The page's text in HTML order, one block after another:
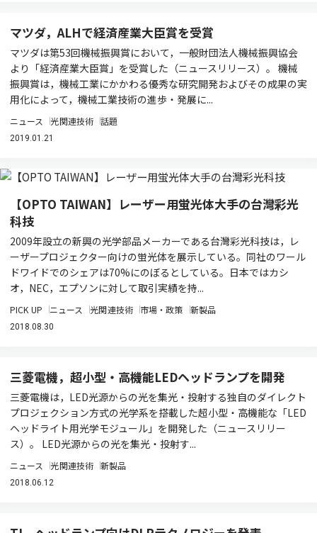
マツダ，ALHで経済産業大臣賞を受賞
マツダは第53回機械振興賞において，一般財団法人機械振興協会
より「経済産業大臣賞」を受賞した（ニュースリリース）。 機械
振興賞は，機械工業にかかわる優秀な研究開発およびその成果の実
用化によって，機械工業技術の進歩・発展に...
ニュース 光関連技術 話題
2019.01.21
【OPTO TAIWAN】レーザー用蛍光体大手の台灣彩光
科技
2009年設立の新興の光学部品メーカーである台灣彩光科技は，レ
ーザープロジェクター向けの蛍光体を展示している。同社のワール
ドワイドでのシェアは70%にのぼるとしている。日本ではカシ
オ，NEC，エプソンに対して取引実績を持...
PICK UP ニュース 光関連技術 市場・政策 新製品
2018.08.30
三菱電機，超小型・高機能LEDヘッドランプを開発
三菱電機は，LED光源からの光を集光・投射する独自のダイレクト
プロジェクション方式の光学系を搭載した超小型・高機能な「LED
ヘッドライト用光学モジュール」を開発した（ニュースリリー
ス）。 LED光源からの光を集光・投射す...
ニュース 光関連技術 新製品
2018.06.12